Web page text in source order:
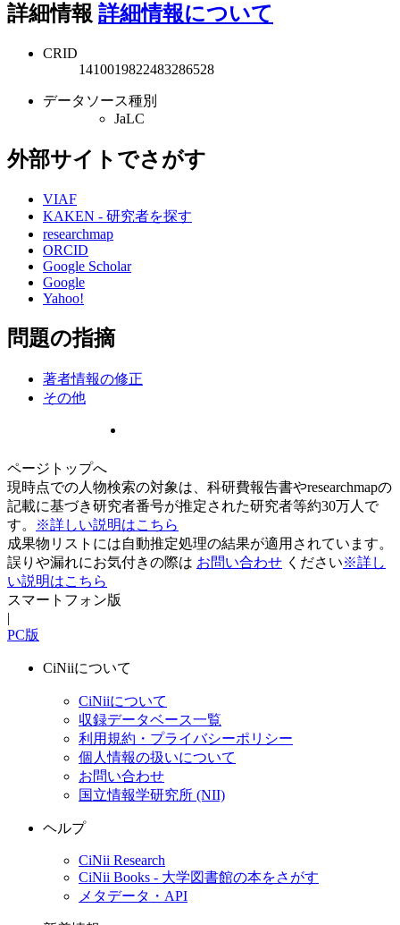
詳細情報 詳細情報について
CRID
1410019822483286528
データソース種別
JaLC
外部サイトでさがす
VIAF
KAKEN - 研究者を探す
researchmap
ORCID
Google Scholar
Google
Yahoo!
問題の指摘
著者情報の修正
その他
ページトップへ
現時点での人物検索の対象は、科研費報告書やresearchmapの
記載に基づき研究者番号が推定された研究者等約30万人で
す。
※詳しい説明はこちら
成果物リストには自動推定処理の結果が適用されています。
誤りや漏れにお気付きの際は お問い合わせ ください※詳し
い説明はこちら
スマートフォン版
|
PC版
CiNiiについて
CiNiiについて
収録データベース一覧
利用規約・プライバシーポリシー
個人情報の扱いについて
お問い合わせ
国立情報学研究所 (NII)
ヘルプ
CiNii Research
CiNii Books - 大学図書館の本をさがす
メタデータ・API